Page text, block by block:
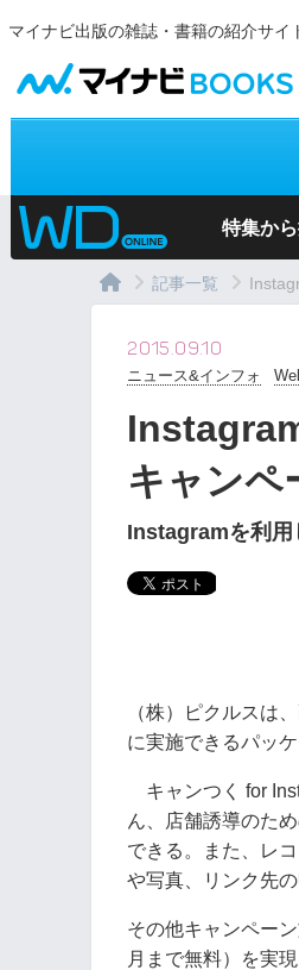
マイナビ出版の雑誌・書籍の紹介サイ
特集か
記事一覧
2015.09.10
ニュース&インフォ
キャンペ
Instagramを利用
（株）ピクルスは
に実施できるパッ
キャンつく for
ん、店舗誘導のた
できる。また、レ
や写真、リンク先
その他キャンペー
月まで無料）を実